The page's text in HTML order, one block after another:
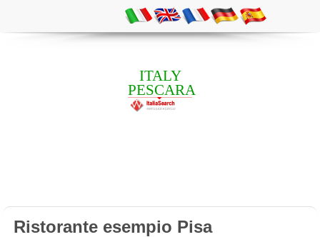
ITALY
PESCARA
Ristorante esempio Pisa